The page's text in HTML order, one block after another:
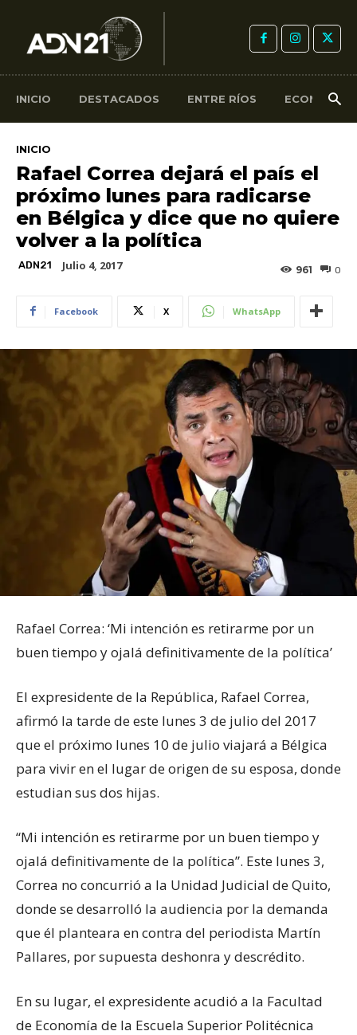
INICIO DESTACADOS ENTRE RÍOS ECONOMÍA
INICIO
Rafael Correa dejará el país el
próximo lunes para radicarse
en Bélgica y dice que no quiere
volver a la política
ADN21 Julio 4, 2017 0
961
Facebook X WhatsApp
Rafael Correa: ‘Mi intención es retirarme por un
buen tiempo y ojalá definitivamente de la política’
El expresidente de la República, Rafael Correa,
afirmó la tarde de este lunes 3 de julio del 2017
que el próximo lunes 10 de julio viajará a Bélgica
para vivir en el lugar de origen de su esposa, donde
estudian sus dos hijas.
“Mi intención es retirarme por un buen tiempo y
ojalá definitivamente de la política”. Este lunes 3,
Correa no concurrió a la Unidad Judicial de Quito,
donde se desarrolló la audiencia por la demanda
que él planteara en contra del periodista Martín
Pallares, por supuesta deshonra y descrédito.
En su lugar, el expresidente acudió a la Facultad
de Economía de la Escuela Superior Politécnica